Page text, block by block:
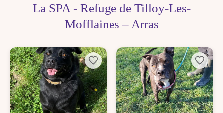
La SPA - Refuge de Tilloy-Les-
Mofflaines – Arras